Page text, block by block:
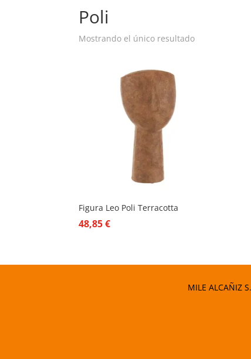
Poli
Mostrando el único resultado
Figura Leo Poli Terracotta
48,85€
MILE ALCAÑIZ